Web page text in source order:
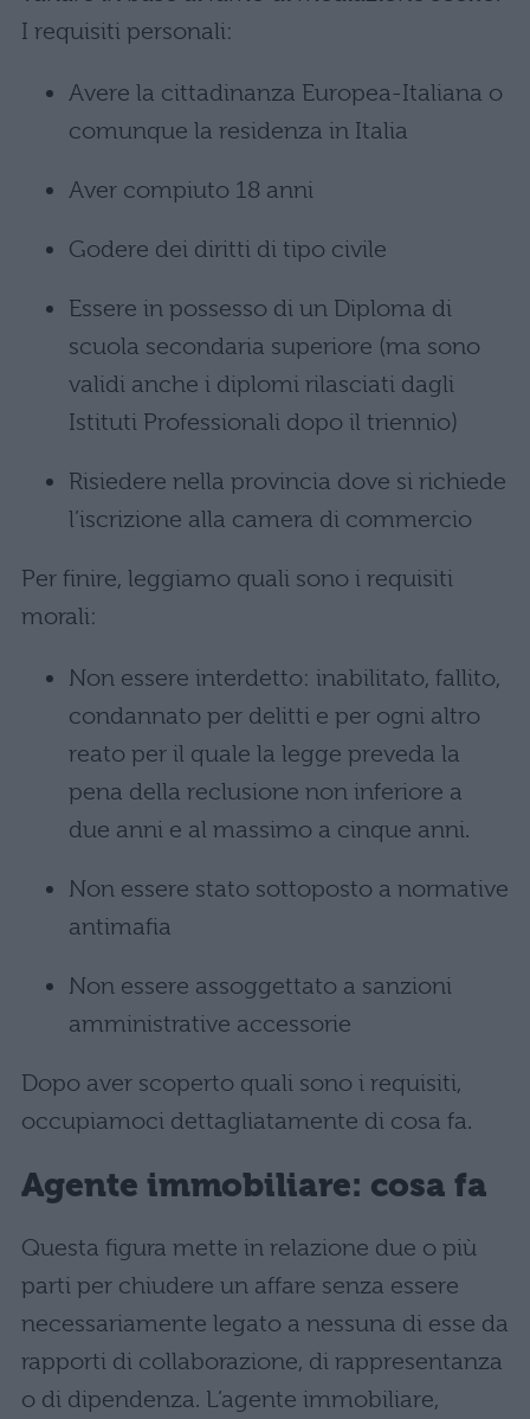
I requisiti personali:
Avere la cittadinanza Europea-Italiana o
comunque la residenza in Italia
Aver compiuto 18 anni
Godere dei diritti di tipo civile
Essere in possesso di un Diploma di
scuola secondaria superiore (ma sono
validi anche i diplomi rilasciati dagli
Istituti Professionali dopo il triennio)
Risiedere nella provincia dove si richiede
l’iscrizione alla camera di commercio
Per finire, leggiamo quali sono i requisiti
morali:
Non essere interdetto: inabilitato, fallito,
condannato per delitti e per ogni altro
reato per il quale la legge preveda la
pena della reclusione non inferiore a
due anni e al massimo a cinque anni.
Non essere stato sottoposto a normative
antimafia
Non essere assoggettato a sanzioni
amministrative accessorie
Dopo aver scoperto quali sono i requisiti,
occupiamoci dettagliatamente di cosa fa.
Agente immobiliare: cosa fa
Questa figura mette in relazione due o più
parti per chiudere un affare senza essere
necessariamente legato a nessuna di esse da
rapporti di collaborazione, di rappresentanza
o di dipendenza. L’agente immobiliare,